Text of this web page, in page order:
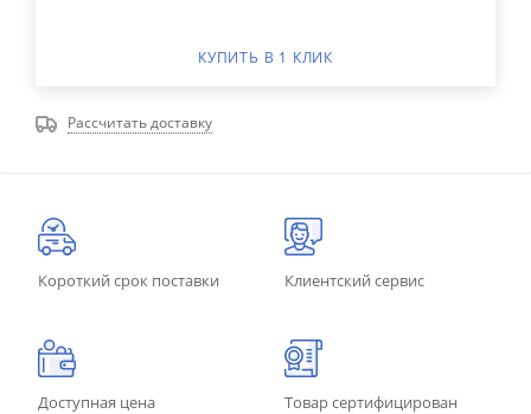
КУПИТЬ В 1 КЛИК
Рассчитать доставку
Короткий срок поставки Клиентский сервис
Доступная цена Товар сертифицирован